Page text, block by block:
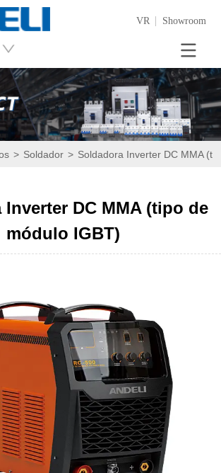
VR Showroom
> Soldador > Soldadora Inverter DC MMA
DC MMA (tipo de
módulo IGBT)